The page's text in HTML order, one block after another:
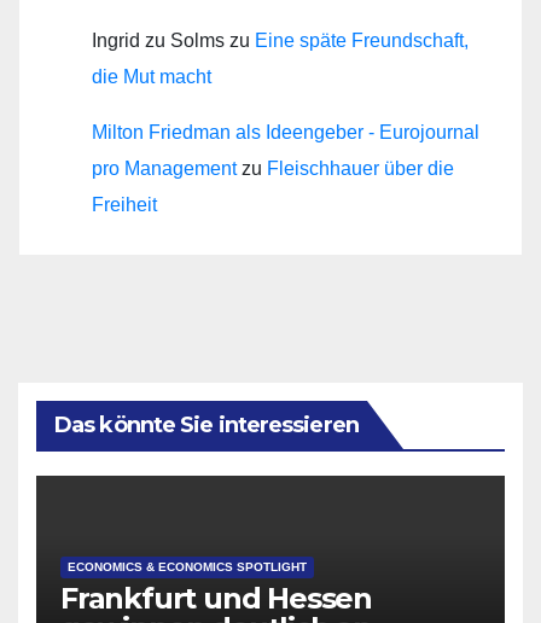
Ingrid zu Solms zu Eine späte Freundschaft,
die Mut macht
Milton Friedman als Ideengeber - Eurojournal
pro Managementzu Fleischhauer über die
Freiheit
Das könnte Sie interessieren
ECONOMICS & ECONOMICS SPOTLIGHT
Frankfurt und Hessen